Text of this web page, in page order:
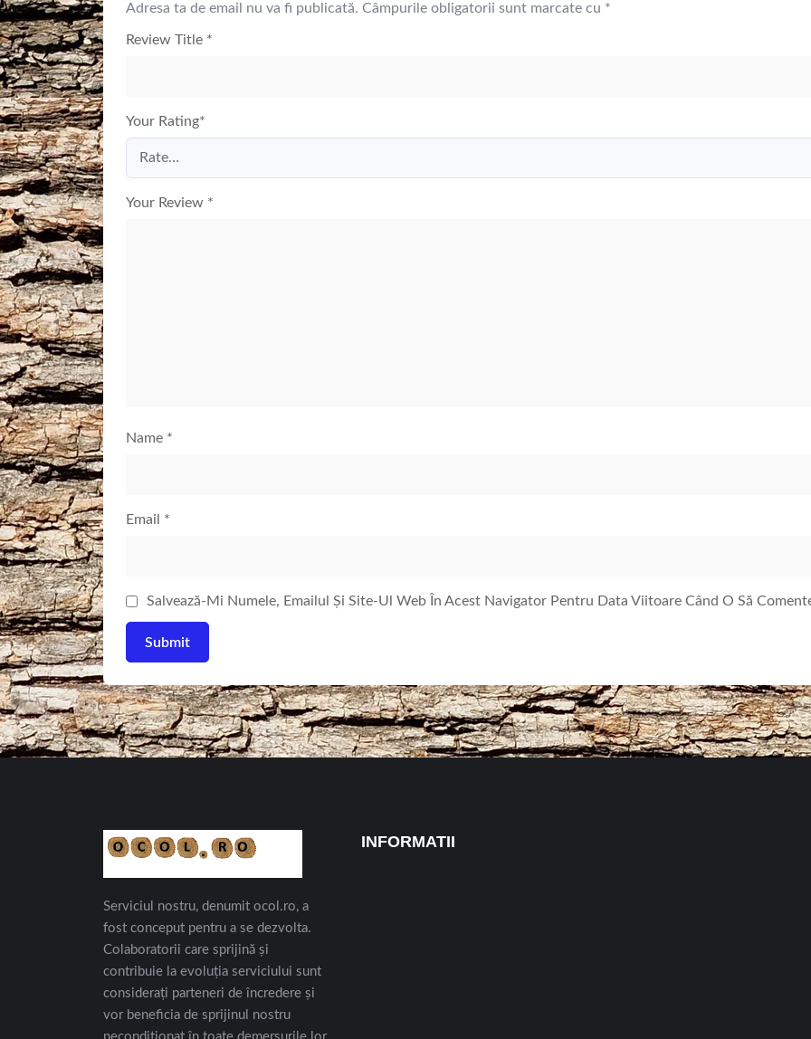
Adresa ta de email nu va fi publicată. Câmpurile obligatorii sunt marcate cu *
Review Title *
Your Rating*
Your Review *
Name *
Email *
Salvează-Mi Numele, Emailul Și Site-Ul Web În Acest Navigator Pentru Data Viitoare Când O Să
Serviciul nostru, denumit ocol.ro, a
fost conceput pentru a se dezvolta.
Colaboratorii care sprijină și
contribuie la evoluția serviciului sunt
considerați parteneri de încredere și
vor beneficia de sprijinul nostru
INFORMATII